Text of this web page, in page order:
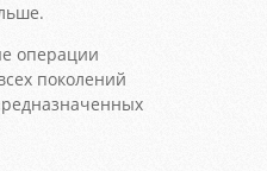
операции
поколений